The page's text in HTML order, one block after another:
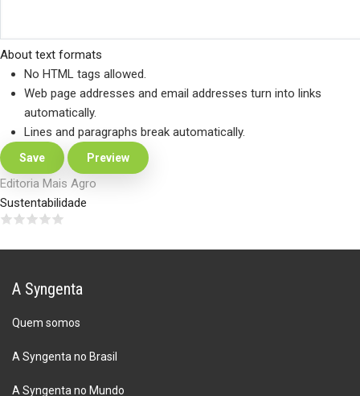
About text formats
No HTML tags allowed.
Web page addresses and email addresses turn into links
automatically.
Lines and paragraphs break automatically.
Editoria Mais Agro
Sustentabilidade
A Syngenta
Quem somos
A Syngenta no Brasil
A Syngenta no Mundo